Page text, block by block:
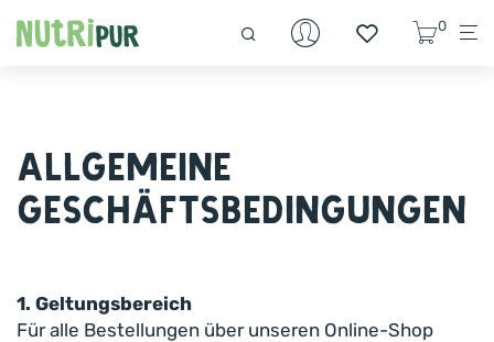
0
Allgemeine
Geschäftsbedingungen
1. Geltungsbereich
Für alle Bestellungen über unseren Online-Shop